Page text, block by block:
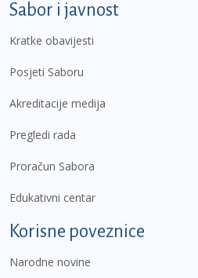
Sabor i javnost
Kratke obavijesti
Posjeti Saboru
Akreditacije medija
Pregledi rada
Proračun Sabora
Edukativni centar
Korisne poveznice
Narodne novine